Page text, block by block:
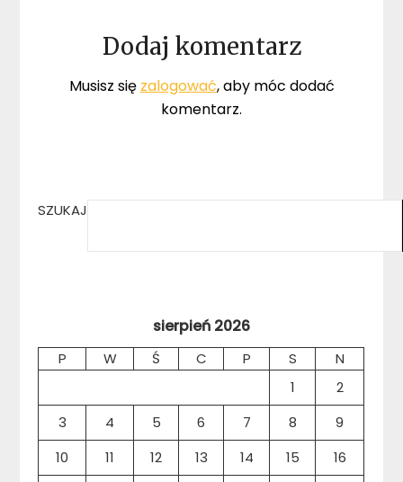
Dodaj komentarz
Musisz się zalogować, aby móc dodać
komentarz.
SZUKAJ
sierpień 2026
P W Ś C P S
N
1
2
3
4 5 6 7 8
9
10
11 12 13 14 15
16